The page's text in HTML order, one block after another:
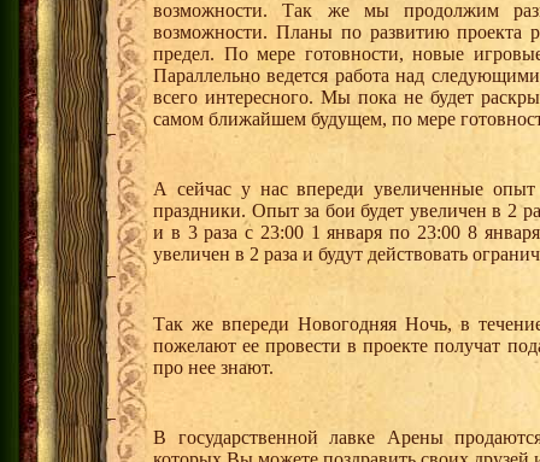
возможности. Так же мы продолжим
возможности. Планы по развитию проекта
предел. По мере готовности, новые
Параллельно ведется работа над
всего интересного. Мы пока не будет
самом ближайшем будущем, по мере
А сейчас у нас впереди увеличенные
праздники. Опыт за бои будет увеличен в 2
и в 3 раза с 23:00 1 января по 23:00 8
увеличен в 2 раза и будут действовать
Так же впереди Новогодняя Ночь, в
пожелают ее провести в проекте получат
про нее знают.
В государственной лавке Арены